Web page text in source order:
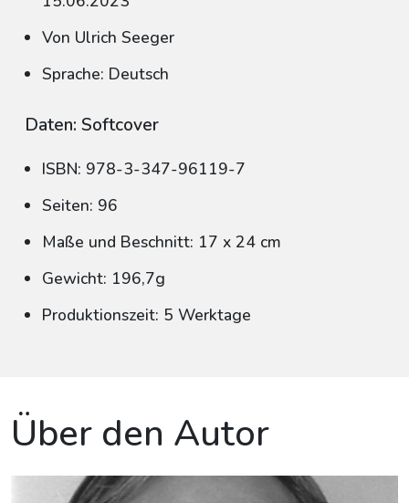
Von Ulrich Seeger
Sprache: Deutsch
Daten: Softcover
ISBN: 978-3-347-96119-7
Seiten: 96
Maße und Beschnitt: 17 x 24 cm
Gewicht: 196,7g
Produktionszeit: 5 Werktage
Über den Autor